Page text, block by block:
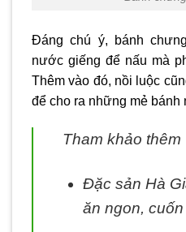
Đáng chú ý, bánh
nước giếng để nấu mà
Thêm vào đó, nồi luộc
để cho ra những mẻ bánh
Tham khảo thêm
Đặc sản Hà
ăn ngon,